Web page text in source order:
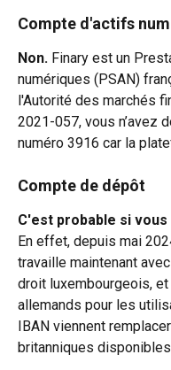
Compte d'actifs
Non. Finary est un
numériques (PSAN)
l'Autorité des marchés
2021-057, vous n’avez
numéro 3916 car la
Compte de dépôt
C'est probable si
En effet, depuis mai
travaille maintenant
droit luxembourgeois,
allemands pour les
IBAN viennent
britanniques